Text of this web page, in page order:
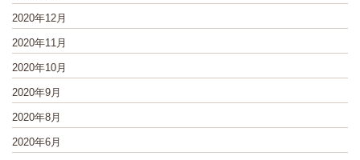
2020年12月
2020年11月
2020年10月
2020年9月
2020年8月
2020年6月